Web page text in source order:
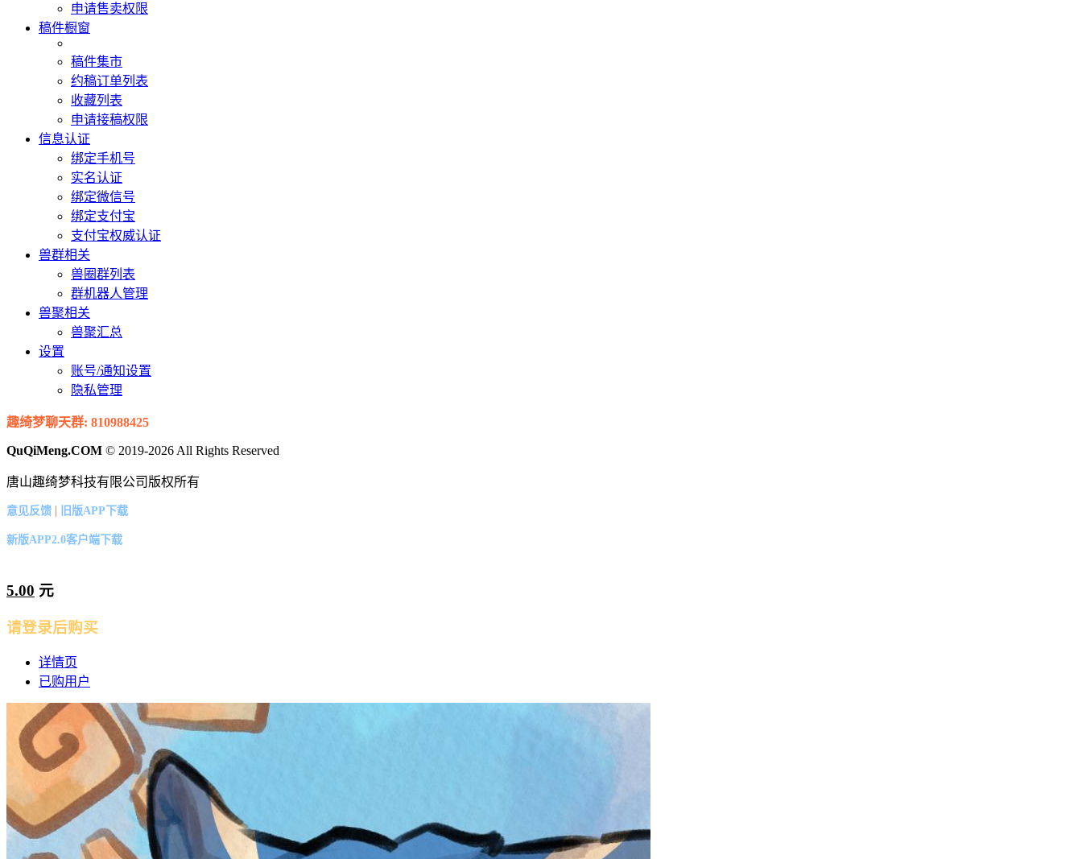
申请售卖权限
稿件橱窗
稿件集市
约稿订单列表
收藏列表
申请接稿权限
信息认证
绑定手机号
实名认证
绑定微信号
绑定支付宝
支付宝权威认证
兽群相关
兽圈群列表
群机器人管理
兽聚相关
兽聚汇总
设置
账号/通知设置
隐私管理
趣绮梦聊天群: 810988425
QuQiMeng.COM © 2019-2026 All Rights Reserved
唐山趣绮梦科技有限公司版权所有
意见反馈 | 旧版APP下载
新版APP2.0客户端下载
5.00 元
请登录后购买
详情页
已购用户